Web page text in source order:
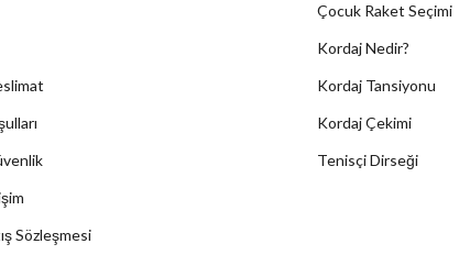
Sözleşmesi
Çocuk Raket Seçimi
Kordaj Nedir?
Kordaj Tansiyonu
Kordaj Çekimi
Tenisçi Dirseği